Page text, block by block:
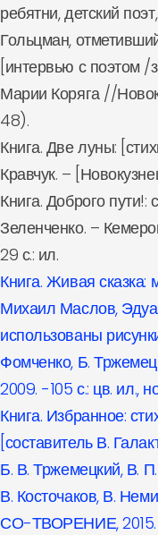
ребятни, детский
Гольцман,
[интервью с поэтом
Марии Коряга //
48).
Книга. Две луны:
Кравчук. –
Книга. Доброго
Зеленченко. –
29 с.: ил.
Книга. Живая
Михаил Маслов,
использованы
Фомченко, Б.
2009. -105 с.: цв. ил.,
Книга. Избранное:
[составитель В.
Б. В. Тржемецкий, В.
В. Косточаков, В.
СО-ТВОРЕНИЕ, 2015.